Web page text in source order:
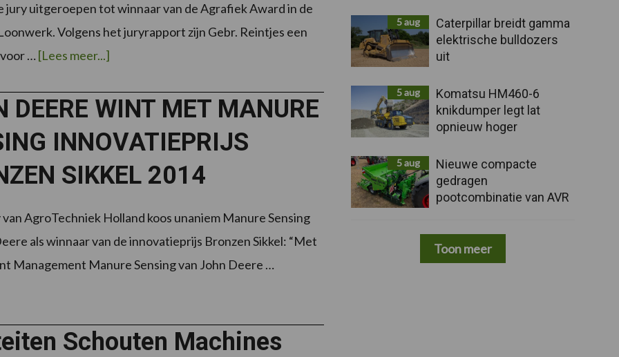
jury uitgeroepen tot winnaar van de Agrafiek Award in de
Volgens het juryrapport zijn Gebr. Reintjes een
… [Lees meer...]overGebr.
Reintjes
wint
eerste
Agrafiek
NL
Award
DEERE WINT MET MANURE
INNOVATIEPRIJS
SIKKEL 2014
AgroTechniek Holland koos unaniem Manure Sensing
als winnaar van de innovatieprijs Bronzen Sikkel: “Met
Management Manure Sensing van John Deere …
Schouten Machines
5 aug
Caterpillar breidt gamma
elektrische bulldozers
uit
5 aug
Komatsu HM460-6
knikdumper legt lat
opnieuw hoger
5 aug
Nieuwe compacte
gedragen
pootcombinatie van AVR
Toon meer